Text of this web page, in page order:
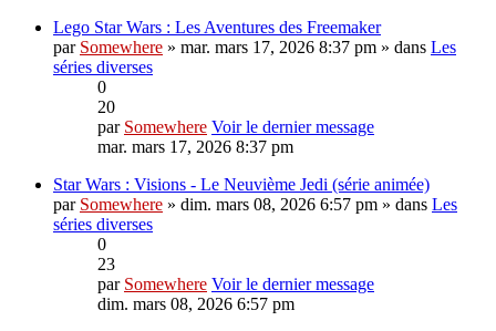
Lego Star Wars : Les Aventures des Freemaker
par Somewhere » mar. mars 17, 2026 8:37 pm » dans Les
séries diverses
0
20
par Somewhere Voir le dernier message
mar. mars 17, 2026 8:37 pm
Star Wars : Visions - Le Neuvième Jedi (série animée)
par Somewhere » dim. mars 08, 2026 6:57 pm » dans Les
séries diverses
0
23
par Somewhere Voir le dernier message
dim. mars 08, 2026 6:57 pm